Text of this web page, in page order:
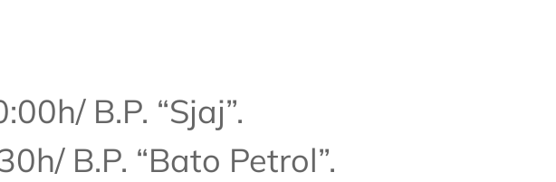
B.P. “Sjaj”.
B.P. “Bato Petrol”.